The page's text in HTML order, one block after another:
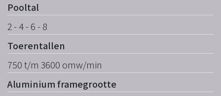
Pooltal
2 - 4 - 6 - 8
Toerentallen
750 t/m 3600 omw/min
Aluminium framegrootte